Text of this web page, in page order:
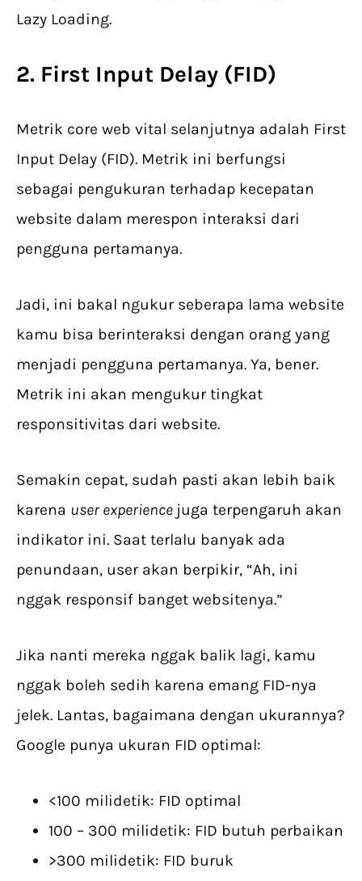
Lazy Loading.
2. First Input Delay (FID)
Metrik core web vital selanjutnya adalah First
Input Delay (FID). Metrik ini berfungsi
sebagai pengukuran terhadap kecepatan
website dalam merespon interaksi dari
pengguna pertamanya.
Jadi, ini bakal ngukur seberapa lama website
kamu bisa berinteraksi dengan orang yang
menjadi pengguna pertamanya. Ya, bener.
Metrik ini akan mengukur tingkat
responsitivitas dari website.
Semakin cepat, sudah pasti akan lebih baik
karena user experience juga terpengaruh akan
indikator ini. Saat terlalu banyak ada
penundaan, user akan berpikir, “Ah, ini
nggak responsif banget websitenya.”
Jika nanti mereka nggak balik lagi, kamu
nggak boleh sedih karena emang FID-nya
jelek. Lantas, bagaimana dengan ukurannya?
Google punya ukuran FID optimal:
<100 milidetik: FID optimal
100 – 300 milidetik: FID butuh perbaikan
>300 milidetik: FID buruk